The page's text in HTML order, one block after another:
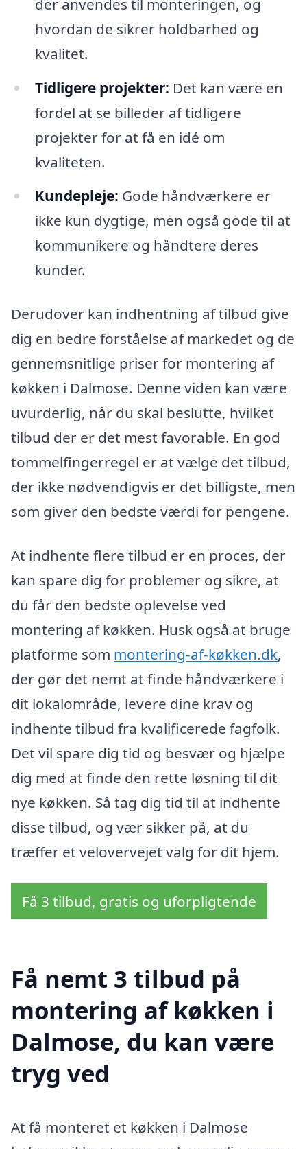
der anvendes til monteringen, og
hvordan de sikrer holdbarhed og
kvalitet.
Tidligere projekter: Det kan være en
fordel at se billeder af tidligere
projekter for at få en idé om
kvaliteten.
Kundepleje: Gode håndværkere er
ikke kun dygtige, men også gode til at
kommunikere og håndtere deres
kunder.
Derudover kan indhentning af tilbud give
dig en bedre forståelse af markedet og de
gennemsnitlige priser for montering af
køkken i Dalmose. Denne viden kan være
uvurderlig, når du skal beslutte, hvilket
tilbud der er det mest favorable. En god
tommelfingerregel er at vælge det tilbud,
der ikke nødvendigvis er det billigste, men
som giver den bedste værdi for pengene.
At indhente flere tilbud er en proces, der
kan spare dig for problemer og sikre, at
du får den bedste oplevelse ved
montering af køkken. Husk også at bruge
platforme som montering-af-køkken.dk,
der gør det nemt at finde håndværkere i
dit lokalområde, levere dine krav og
indhente tilbud fra kvalificerede fagfolk.
Det vil spare dig tid og besvær og hjælpe
dig med at finde den rette løsning til dit
nye køkken. Så tag dig tid til at indhente
disse tilbud, og vær sikker på, at du
træffer et velovervejet valg for dit hjem.
Få 3 tilbud, gratis og uforpligtende
Få nemt 3 tilbud på
montering af køkken i
Dalmose, du kan være
tryg ved
At få monteret et køkken i Dalmose